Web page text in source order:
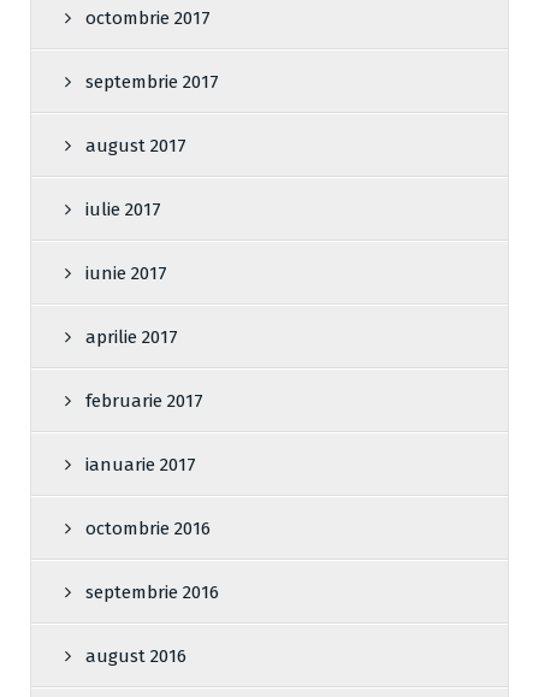
octombrie 2017
septembrie 2017
august 2017
iulie 2017
iunie 2017
aprilie 2017
februarie 2017
ianuarie 2017
octombrie 2016
septembrie 2016
august 2016